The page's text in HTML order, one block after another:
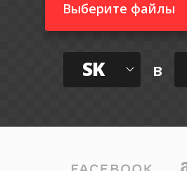
Выберите файлы
SK в